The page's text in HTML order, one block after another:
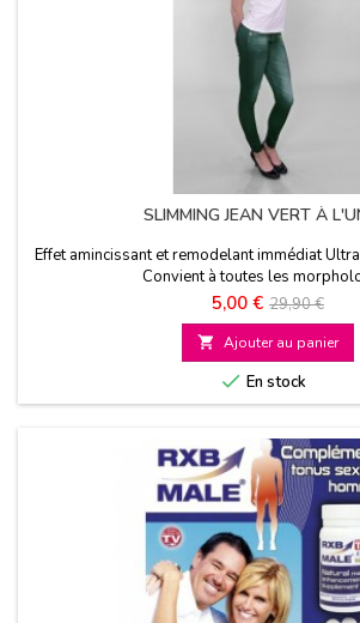
SLIMMING JEAN VERT À
Effet amincissant et remodelant immédiat
Convient à toutes les
Prix
5,00 € Prix
de
base
29,90 €
 Ajouter au panier
 En stock